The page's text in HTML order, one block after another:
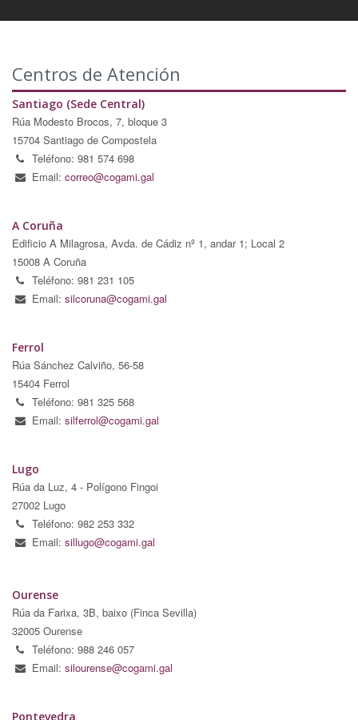
Centros de Atención
Santiago (Sede Central)
Rúa Modesto Brocos, 7, bloque 3
15704 Santiago de Compostela
Teléfono: 981 574 698
Email: correo@cogami.gal
A Coruña
Edificio A Milagrosa, Avda. de Cádiz nº 1, andar 1; Local 2
15008 A Coruña
Teléfono: 981 231 105
Email: silcoruna@cogami.gal
Ferrol
Rúa Sánchez Calviño, 56-58
15404 Ferrol
Teléfono: 981 325 568
Email: silferrol@cogami.gal
Lugo
Rúa da Luz, 4 - Polígono Fingoi
27002 Lugo
Teléfono: 982 253 332
Email: sillugo@cogami.gal
Ourense
Rúa da Farixa, 3B, baixo (Finca Sevilla)
32005 Ourense
Teléfono: 988 246 057
Email: silourense@cogami.gal
Pontevedra